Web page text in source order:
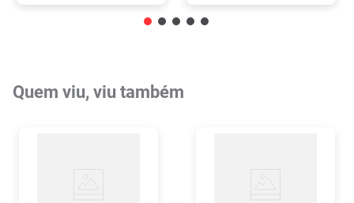
Quem viu, viu também